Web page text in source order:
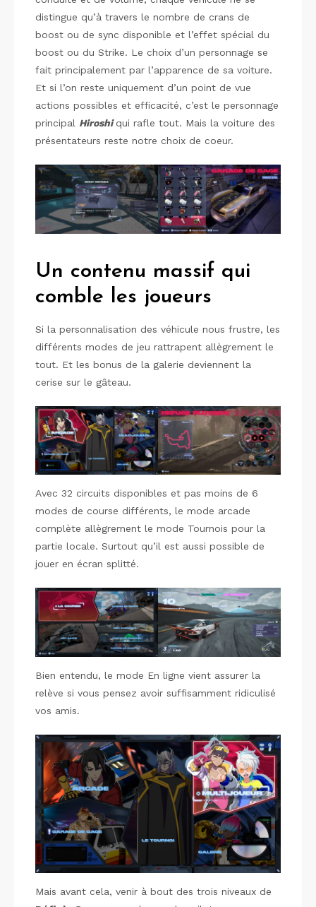
distingue qu’à travers le nombre de crans de
boost ou de sync disponible et l’effet spécial du
boost ou du Strike. Le choix d’un personnage se
fait principalement par l’apparence de sa voiture.
Et si l’on reste uniquement d’un point de vue
actions possibles et efficacité, c’est le personnage
principal Hiroshiqui rafle tout. Mais la voiture des
présentateurs reste notre choix de coeur.
Un contenu massif qui
comble les joueurs
Si la personnalisation des véhicule nous frustre, les
différents modes de jeu rattrapent allègrement le
tout. Et les bonus de la galerie deviennent la
cerise sur le gâteau.
Avec 32 circuits disponibles et pas moins de 6
modes de course différents, le mode arcade
complète allègrement le mode Tournois pour la
partie locale. Surtout qu’il est aussi possible de
jouer en écran splitté.
Bien entendu, le mode En ligne vient assurer la
relève si vous pensez avoir suffisamment ridiculisé
vos amis.
Mais avant cela, venir à bout des trois niveaux de